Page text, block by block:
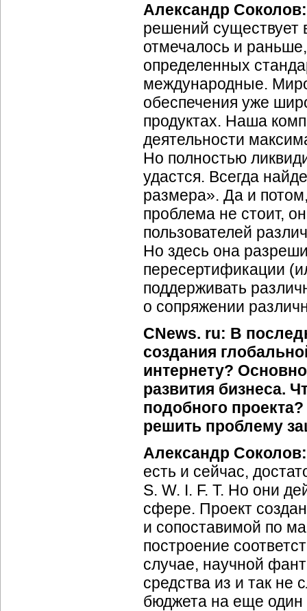
Александр Соколов:
решений существует
отмечалось и
определенных
международные.
обеспечения уже
продуктах. Наша
деятельности
Но полностью
удастся. Всегда
размера». Да и
проблема не стоит,
пользователей
Но здесь она
пересертификации
поддерживать
о сопряжении
CNews. ru: В
создания
интернету?
развития бизнеса.
подобного
решить проблему
Александр Соколов:
есть и сейчас,
S. W. I. F. T. Но они
сфере. Проект
и сопоставимой по
построение
случае, научной
средства из и так не
бюджета на еще один